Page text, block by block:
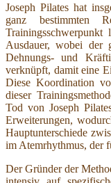
Joseph Pilates hat
ganz bestimmten
Ausdauer, wobei der
Dehnungs- und
verknüpft, damit eine
Diese Koordination
dieser
Tod von Joseph
Erweiterungen,
Hauptunterschiede
im Atemrhythmus, der
Der Gründer der